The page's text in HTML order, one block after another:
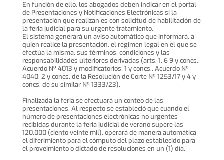
En función de ello, los abogados deben indicar en el portal
de Presentaciones y Notificaciones Electrónicas si la
presentación que realizan es con solicitud de habilitación de
la feria judicial para su urgente tratamiento.
El sistema generará un aviso automático que informará, a
quien realice la presentación, el régimen legal en el que se
efectúa la misma, sus términos, condiciones y las
responsabilidades ulteriores derivadas (arts. 1, 6 9 y concs.,
Acuerdo Nº 4013 y modificatorios; 1 y concs., Acuerdo Nº
4040; 2 y concs. de la Resolución de Corte Nº 1253/17 y 4 y
concs. de su similar Nº 1333/23).
Finalizada la feria se efectuará un conteo de las
presentaciones. Al respecto se estableció que cuando el
número de presentaciones electrónicas no urgentes
recibidas durante la feria judicial de verano supere las
120.000 (ciento veinte mil), operará de manera automática
el diferimiento para el cómputo del plazo establecido para
el proveimiento o dictado de resoluciones en un (1) día.